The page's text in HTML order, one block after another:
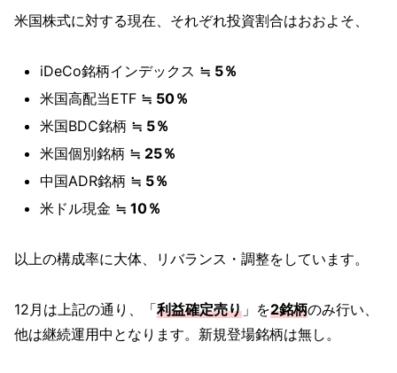
米国株式に対する現在、それぞれ投資割合はおおよそ、
iDeCo銘柄インデックス ≒ 5％
米国高配当ETF ≒ 50％
米国BDC銘柄 ≒ 5％
米国個別銘柄 ≒ 25％
中国ADR銘柄 ≒ 5％
米ドル現金 ≒ 10％
以上の構成率に大体、リバランス・調整をしています。
​12月は上記の通り、「利益確定売り 」を2銘柄のみ行い、
他は継続運用中となります。新規登場銘柄は無し。